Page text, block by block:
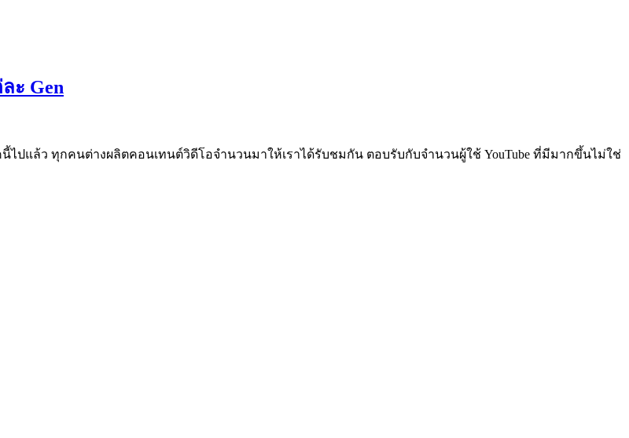
ะ Gen
ไปแล้ว ทุกคนต่างผลิตคอนเทนต์วิดีโอจำนวนมาให้เราได้รับชมกัน ตอบรับกับจำนวนผู้ใช้ YouTube ที่มีมากขึ้นไม่ใช่